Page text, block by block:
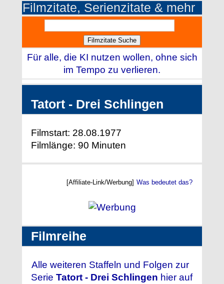
Filmzitate, Serienzitate & mehr
Für alle, die KI nutzen wollen, ohne sich
im Tempo zu verlieren.
Tatort - Drei Schlingen
Filmstart: 28.08.1977
Filmlänge: 90 Minuten
[Affiliate-Link/Werbung] Was bedeutet das?
Filmreihe
Alle weiteren Staffeln und Folgen zur
Serie Tatort - Drei Schlingen hier auf